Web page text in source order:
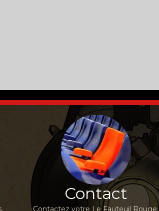
Contact
Contactez votre Le Fauteuil Rouge,